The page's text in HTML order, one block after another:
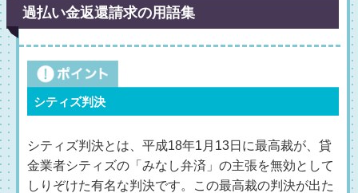
過払い金返還請求の用語集
シティズ判決
シティズ判決とは、平成18年1月13日に最高裁が、貸
金業者シティズの「みなし弁済」の主張を無効として
しりぞけた有名な判決です。この最高裁の判決が出た